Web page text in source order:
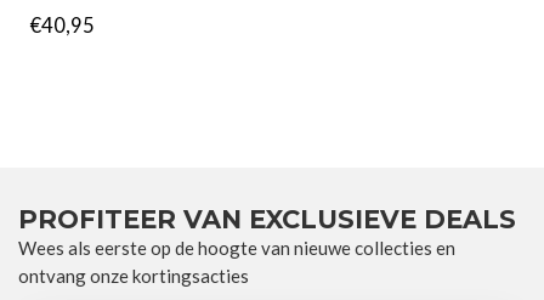
€40,95
PROFITEER VAN EXCLUSIEVE DEALS
Wees als eerste op de hoogte van nieuwe collecties en
ontvang onze kortingsacties